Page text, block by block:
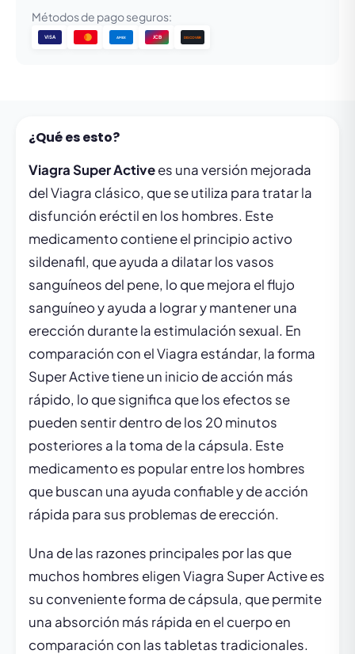
Métodos de pago seguros:
VISA AMEX JCB DISCOVER
¿Qué es esto?
Viagra Super Activees una versión mejorada
del Viagra clásico, que se utiliza para tratar la
disfunción eréctil en los hombres. Este
medicamento contiene el principio activo
sildenafil, que ayuda a dilatar los vasos
sanguíneos del pene, lo que mejora el flujo
sanguíneo y ayuda a lograr y mantener una
erección durante la estimulación sexual. En
comparación con el Viagra estándar, la forma
Super Active tiene un inicio de acción más
rápido, lo que significa que los efectos se
pueden sentir dentro de los 20 minutos
posteriores a la toma de la cápsula. Este
medicamento es popular entre los hombres
que buscan una ayuda confiable y de acción
rápida para sus problemas de erección.
Una de las razones principales por las que
muchos hombres eligen Viagra Super Active es
su conveniente forma de cápsula, que permite
una absorción más rápida en el cuerpo en
comparación con las tabletas tradicionales.